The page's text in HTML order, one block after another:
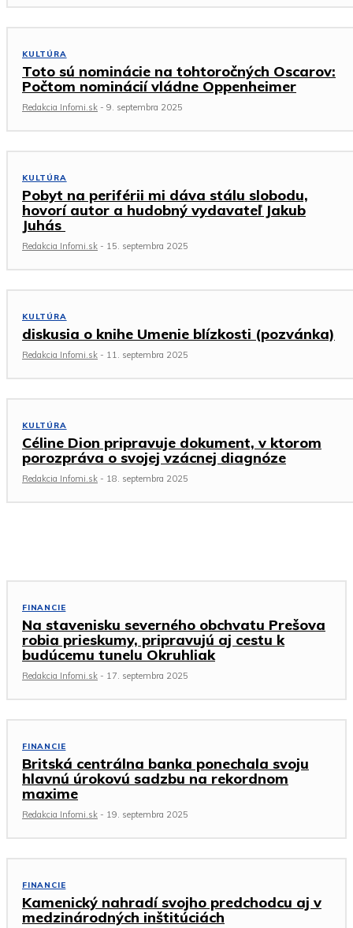
KULTÚRA
Toto sú nominácie na tohtoročných Oscarov:
Počtom nominácií vládne Oppenheimer
Redakcia Infomi.sk - 9. septembra 2025
KULTÚRA
Pobyt na periférii mi dáva stálu slobodu,
hovorí autor a hudobný vydavateľ Jakub
Juhás
Redakcia Infomi.sk - 15. septembra 2025
KULTÚRA
diskusia o knihe Umenie blízkosti (pozvánka)
Redakcia Infomi.sk - 11. septembra 2025
KULTÚRA
Céline Dion pripravuje dokument, v ktorom
porozpráva o svojej vzácnej diagnóze
Redakcia Infomi.sk - 18. septembra 2025
FINANCIE
Na stavenisku severného obchvatu Prešova
robia prieskumy, pripravujú aj cestu k
budúcemu tunelu Okruhliak
Redakcia Infomi.sk - 17. septembra 2025
FINANCIE
Britská centrálna banka ponechala svoju
hlavnú úrokovú sadzbu na rekordnom
maxime
Redakcia Infomi.sk - 19. septembra 2025
FINANCIE
Kamenický nahradí svojho predchodcu aj v
medzinárodných inštitúciách